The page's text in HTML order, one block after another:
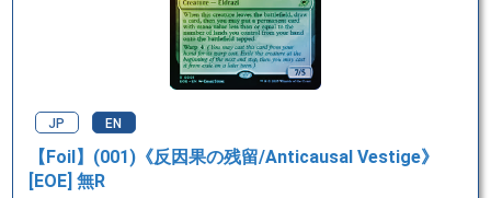
JP EN
【Foil】(001)《反因果の残留/Anticausal Vestige》
[EOE] 無R